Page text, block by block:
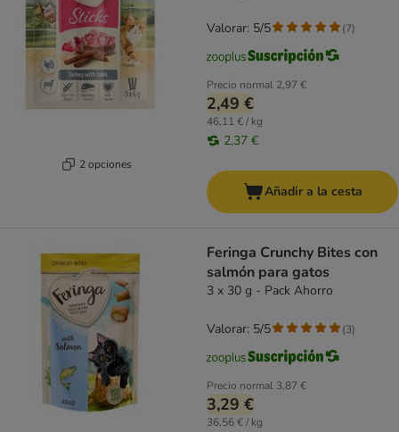
2 opciones
Precio normal 2,97 €
2,49 €
46,11 € / kg
2,37 €
Valorar: 5/5 (7)
Añadir a la cesta
Feringa Crunchy Bites con
salmón para gatos
3 x 30 g - Pack Ahorro
Precio normal 3,87 €
3,29 €
36,56 € / kg
Valorar: 5/5 (3)